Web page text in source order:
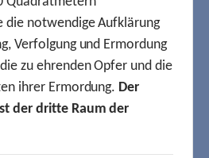
die notwendige Aufklärung
Verfolgung und Ermordung
zu ehrenden Opfer und die
ihrer Ermordung. Der
der dritte Raum der